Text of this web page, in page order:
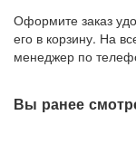
Оформите заказ
его в корзину. На
менеджер по
Вы ранее